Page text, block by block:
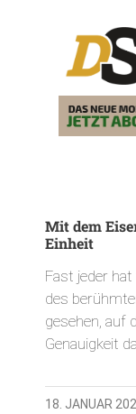
Mit dem
Einheit
Fast jeder
des
gesehen, auf
Genauigkeit
18. JANUAR